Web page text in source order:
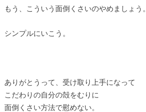
もう、こういう面倒くさいのやめましょう。
シンプルにいこう。
ありがとうって、受け取り上手になって
こだわりの自分の殻をむりに
面倒くさい方法で慰めない。